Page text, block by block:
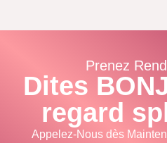
Prenez
Dites
regard
Appelez-Nous dès